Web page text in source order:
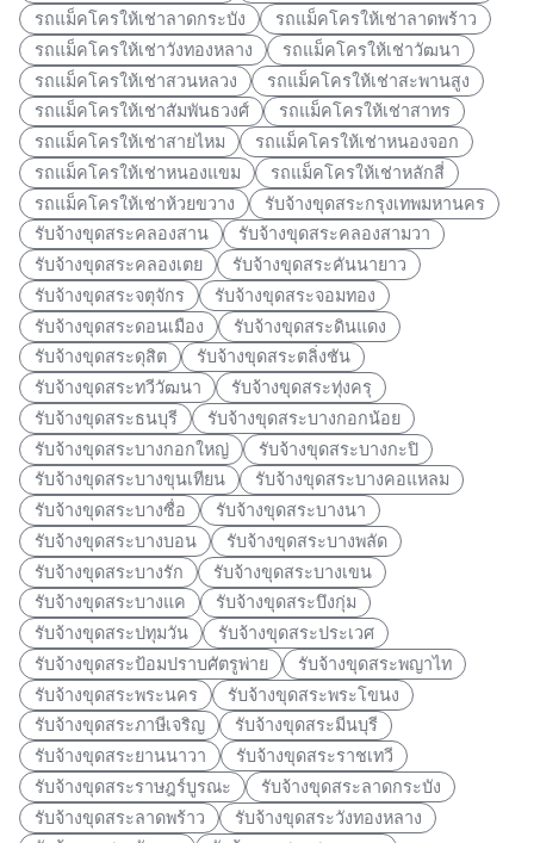
รถแม็คโครให้เช่าลาดกระบัง
รถแม็คโครให้เช่าลาดพร้าว
รถแม็คโครให้เช่าวังทองหลาง
รถแม็คโครให้เช่าวัฒนา
รถแม็คโครให้เช่าสวนหลวง
รถแม็คโครให้เช่าสะพานสูง
รถแม็คโครให้เช่าสัมพันธวงศ์
รถแม็คโครให้เช่าสาทร
รถแม็คโครให้เช่าสายไหม
รถแม็คโครให้เช่าหนองจอก
รถแม็คโครให้เช่าหนองแขม
รถแม็คโครให้เช่าหลักสี่
รถแม็คโครให้เช่าห้วยขวาง
รับจ้างขุดสระกรุงเทพมหานคร
รับจ้างขุดสระคลองสาน
รับจ้างขุดสระคลองสามวา
รับจ้างขุดสระคลองเตย
รับจ้างขุดสระคันนายาว
รับจ้างขุดสระจตุจักร
รับจ้างขุดสระจอมทอง
รับจ้างขุดสระดอนเมือง
รับจ้างขุดสระดินแดง
รับจ้างขุดสระดุสิต
รับจ้างขุดสระตลิ่งชัน
รับจ้างขุดสระทวีวัฒนา
รับจ้างขุดสระทุ่งครุ
รับจ้างขุดสระธนบุรี
รับจ้างขุดสระบางกอกน้อย
รับจ้างขุดสระบางกอกใหญ่
รับจ้างขุดสระบางกะปิ
รับจ้างขุดสระบางขุนเทียน
รับจ้างขุดสระบางคอแหลม
รับจ้างขุดสระบางซื่อ
รับจ้างขุดสระบางนา
รับจ้างขุดสระบางบอน
รับจ้างขุดสระบางพลัด
รับจ้างขุดสระบางรัก
รับจ้างขุดสระบางเขน
รับจ้างขุดสระบางแค
รับจ้างขุดสระบึงกุ่ม
รับจ้างขุดสระปทุมวัน
รับจ้างขุดสระประเวศ
รับจ้างขุดสระป้อมปราบศัตรูพ่าย
รับจ้างขุดสระพญาไท
รับจ้างขุดสระพระนคร
รับจ้างขุดสระพระโขนง
รับจ้างขุดสระภาษีเจริญ
รับจ้างขุดสระมีนบุรี
รับจ้างขุดสระยานนาวา
รับจ้างขุดสระราชเทวี
รับจ้างขุดสระราษฎร์บูรณะ
รับจ้างขุดสระลาดกระบัง
รับจ้างขุดสระลาดพร้าว
รับจ้างขุดสระวังทองหลาง